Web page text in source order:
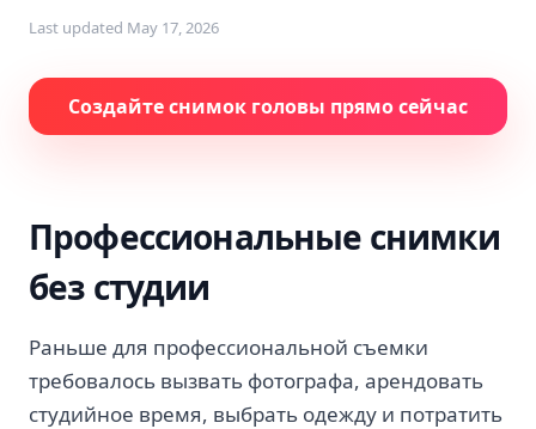
Last updated May 17, 2026
Создайте снимок головы прямо сейчас
Профессиональные снимки
без студии
Раньше для профессиональной съемки
требовалось вызвать фотографа, арендовать
студийное время, выбрать одежду и потратить